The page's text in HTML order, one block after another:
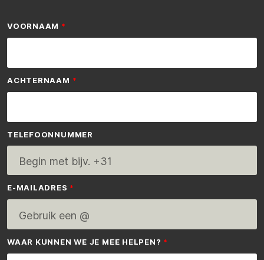
VOORNAAM
ACHTERNAAM
TELEFOONNUMMER
E-MAILADRES
WAAR KUNNEN WE JE MEE HELPEN?